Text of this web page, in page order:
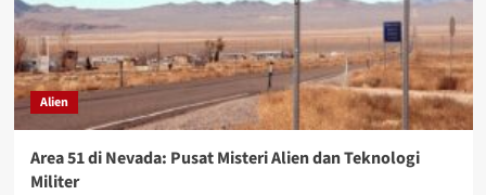
Alien
Area 51 di Nevada: Pusat Misteri Alien dan Teknologi
Militer